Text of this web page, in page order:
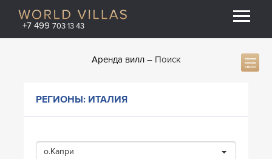
+7 499 703 13 43
Аренда вилл Поиск
РЕГИОНЫ: ИТАЛИЯ
о.Капри